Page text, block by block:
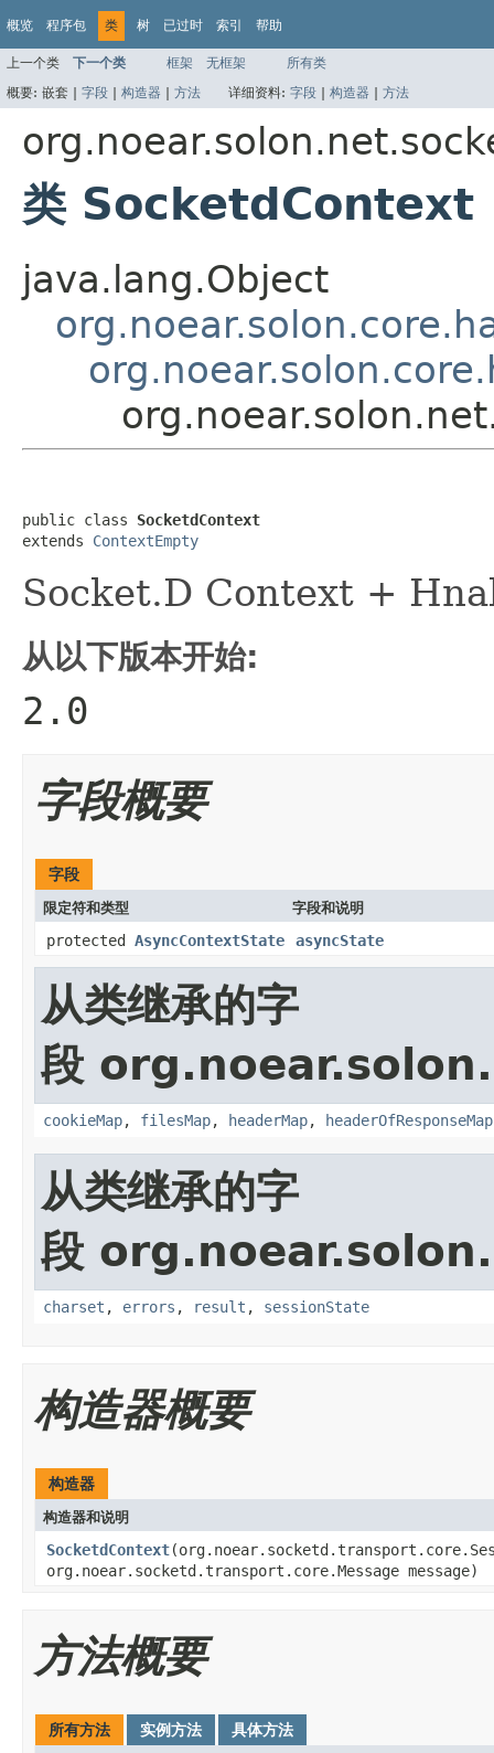
概览 程序包 类 树 已过时 索引 帮助
上一个类 下一个类 框架 无框架
所有类
概要: 嵌套 | 字段 | 构造器 | 方法 详细资料: 字段 | 构造器 | 方法
类 SocketdContext
java.lang.Object
public class SocketdContext
extends ContextEmpty
Socket.D Context +
从以下版本开始:
2.0
字段概要
字段
限定符和类型 字段和说明
protected AsyncContextState asyncState
从类继承的字
段
cookieMap, filesMap, headerMap, headerOfResponseMap
从类继承的字
段
charset , errors , result , sessionState
构造器概要
构造器
构造器和说明
SocketdContext
org.noear.socketd.transport.core.Message message)
方法概要
所有方法 实例方法 具体方法